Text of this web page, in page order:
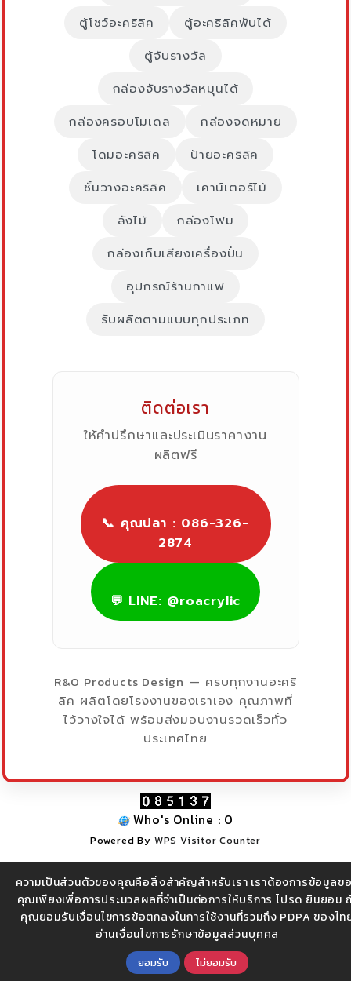
ความเป็นส่วนตัวของคุณคือสิ่งสำคัญสำหรับเรา เราต้องการข้อมูลข
คุณเพียงเพื่อการประมวลผลที่จำเป็นต่อการให้บริการ โปรด ยินยอม
คุณยอมรับเงื่อนไขการข้อตกลงในการใช้งานที่รวมถึง PDPA ของไท
อ่านเงื่อนไขการรักษาข้อมูลส่วนบุคคล
ยอมรับ ไม่ยอมรับ
ตู้โชว์อะคริลิค
ตู้อะคริลิคพับได้
ตู้จับรางวัล
กล่องจับรางวัลหมุนได้
กล่องครอบโมเดล
กล่องจดหมาย
โดมอะคริลิค
ป้ายอะคริลิค
ชั้นวางอะคริลิค
เคาน์เตอร์ไม้
ลังไม้
กล่องโฟม
กล่องเก็บเสียงเครื่องปั่น
อุปกรณ์ร้านกาแฟ
รับผลิตตามแบบทุกประเภท
ติดต่อเรา
ให้คำปรึกษาและประเมินราคางาน
ผลิตฟรี
📞 คุณปลา : 086-326-
2874
💬 LINE: @roacrylic
R&O Products Design — ครบทุกงานอะคริ
ลิค ผลิตโดยโรงงานของเราเอง คุณภาพที่
ไว้วางใจได้ พร้อมส่งมอบงานรวดเร็วทั่ว
ประเทศไทย
Who's Online : 0
Powered By WPS Visitor Counter
บริษัท อาร์ แอนด์โอ โปรดักส์ ดีไซน์ จำกัด (สำนักงานใหญ่) |
โทร 086-3262874 , 097-9212874